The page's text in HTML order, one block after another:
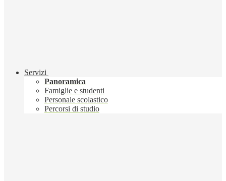
Servizi
Panoramica
Famiglie e studenti
Personale scolastico
Percorsi di studio